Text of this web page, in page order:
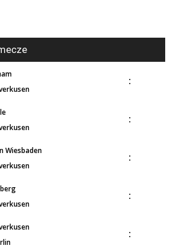
:
:
Wiesbaden
:
:
: